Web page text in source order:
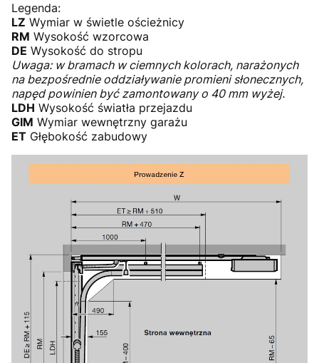
Legenda:
LZ Wymiar w świetle ościeżnicy
RM Wysokość wzorcowa
DE Wysokość do stropu
Uwaga: w bramach w ciemnych kolorach, narażonych
na bezpośrednie oddziaływanie promieni słonecznych,
napęd powinien być zamontowany o 40 mm wyżej.
LDH Wysokość światła przejazdu
GIM Wymiar wewnętrzny garażu
ET Głębokość zabudowy